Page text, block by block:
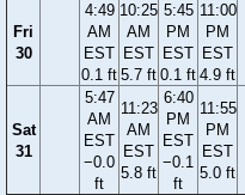
Fri
30
4:49
AM
EST
0.1 ft
10:25
AM
EST
5.7 ft
5:45
PM
EST
0.1 ft
11:00
PM
EST
4.9 ft
Sat
31
5:47
AM
EST
−0.0
ft
11:23
AM
EST
5.8 ft
6:40
PM
EST
−0.1
ft
11:55
PM
EST
5.0 ft